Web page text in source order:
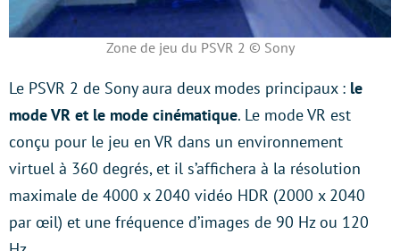
Zone de jeu du PSVR 2 © Sony
Le PSVR 2 de Sony aura deux modes principaux : le
mode VR et le mode cinématique. Le mode VR est
conçu pour le jeu en VR dans un environnement
virtuel à 360 degrés, et il s’affichera à la résolution
maximale de 4000 x 2040 vidéo HDR (2000 x 2040
par œil) et une fréquence d’images de 90 Hz ou 120